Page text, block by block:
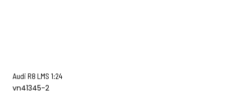
Audi R8 LMS 1:24
vn41345-2